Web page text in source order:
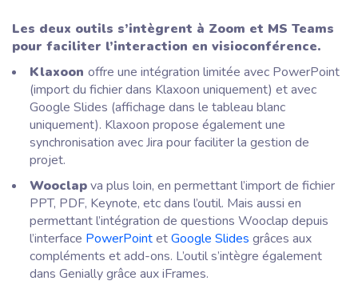
Les deux outils s’intègrent à Zoom et MS Teams
pour faciliter l’interaction en visioconférence.
Klaxoon offre une intégration limitée avec PowerPoint
(import du fichier dans Klaxoon uniquement) et avec
Google Slides (affichage dans le tableau blanc
uniquement). Klaxoon propose également une
synchronisation avec Jira pour faciliter la gestion de
projet.
Wooclapva plus loin, en permettant l’import de fichier
PPT, PDF, Keynote, etc dans l’outil. Mais aussi en
permettant l’intégration de questions Wooclap depuis
l’interface PowerPointetGoogle Slides grâces aux
compléments et add-ons. L’outil s’intègre également
dans Genially grâce aux iFrames.